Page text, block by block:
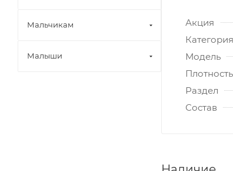
Акция
Категория
Модель
Плотность
Раздел
Состав
Мальчикам
Малыши